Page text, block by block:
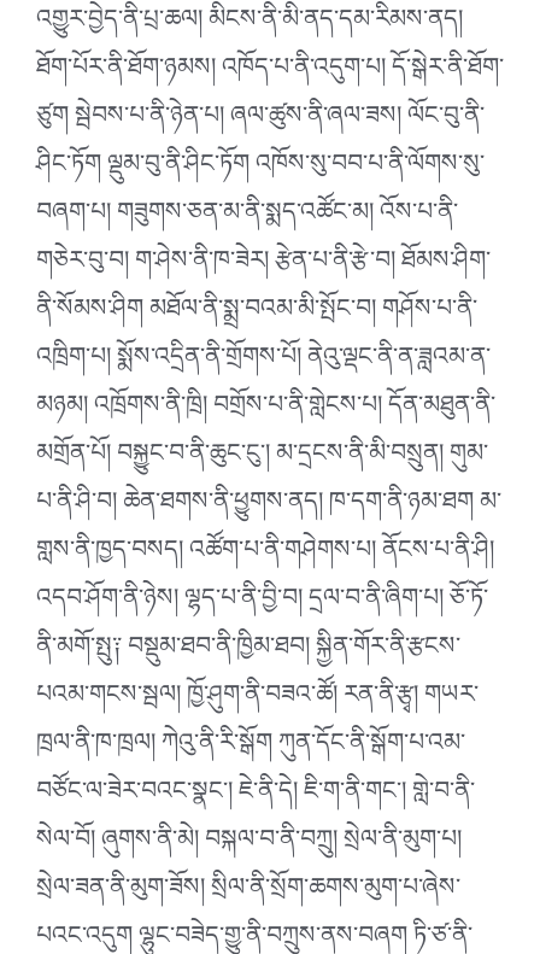
འགྱུར་བྱེད་ནི་པྲ་ཆལ། མིངས་ནི་མི་ནད་དམ་རིམས་ནད།
ཐོག་པོར་ནི་ཐོག་ཉམས། འཁོད་པ་ནི་འདུག་པ། དོ་སྒེར་ནི་ཐོག་
ཙུག སྦེབས་པ་ནི་ཉེན་པ། ཞལ་ཚུས་ནི་ཞལ་ཟས། ལོང་བུ་ནི་
ཤིང་ཏོག ལྡུམ་བུ་ནི་ཤིང་ཏོག འཁོས་སུ་བབ་པ་ནི་ལོགས་སུ་
བཞག་པ། གཟུགས་ཅན་མ་ནི་སྨད་འཚོང་མ། འོས་པ་ནི་
གཅེར་བུ་བ། ག་ཤེས་ནི་ཁ་ཟེར། རྩེན་པ་ནི་རྩེ་བ། ཐོམས་ཤིག་
ནི་སོམས་ཤིག མཐོལ་ནི་སྨྲ་བའམ་མི་སྤོང་བ། གཤོས་པ་ནི་
འཁྲིག་པ། སྨོས་འདྲིན་ནི་གྲོགས་པོ། ནེའུ་ལྡང་ནི་ན་ཟླའམ་ན་
མཉམ། འཁྲོགས་ནི་ཁྲི། བགྲོས་པ་ནི་གླེངས་པ། དོན་མཐུན་ནི་
མགྲོན་པོ། བསྐྱུང་བ་ནི་ཆུང་ངུ༌། མ་དྲངས་ནི་མི་བསྲུན། གུམ་
པ་ནི་ཤི་བ། ཆེན་ཐགས་ནི་ཕྱུགས་ནད། ཁ་དག་ནི་ཉམ་ཐག མ་
གླས་ནི་ཁྱད་བསད། འཚོག་པ་ནི་གཤེགས་པ། ནོངས་པ་ནི་ཤི།
འདབ་ཤོག་ནི་ཉེས། ལྷད་པ་ནི་བྱི་བ། དྲལ་བ་ནི་ཞིག་པ། ཅོ་ཏོ་
ནི་མགོ་སྤུ༑ བསྡུམ་ཐབ་ནི་ཁྱིམ་ཐབ། སྐྱིན་གོར་ནི་རྩངས་
པའམ་གངས་སྦལ། ཁྱོ་ཤུག་ནི་བཟའ་ཚོ། རན་ནི་རྩྭ། གཡར་
ཁྲལ་ནི་ཁ་ཁྲལ། ཀེའུ་ནི་རི་སྒོག ཀུན་དོང་ནི་སྒོག་པ་འམ་
བཙོང་ལ་ཟེར་བའང་སྣང༌། ཇེ་ནི་དེ། ཇི་ག་ནི་གང༌། གླེ་བ་ནི་
སེལ་བོ། ཞུགས་ནི་མེ། བསྐལ་བ་ནི་བཀྲུ། སྲེལ་ནི་མུག་པ།
སྲེལ་ཟན་ནི་མུག་ཟོས། སྲིལ་ནི་སྲོག་ཆགས་མུག་པ་ཞེས་